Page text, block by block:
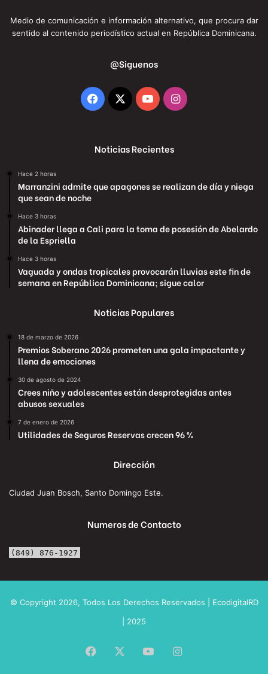
Medio de comunicación e información alternativo, que procura dar
sentido al contenido periodístico actual en República Dominicana.
@Siguenos
Facebook
X YouTubeInstagram
Noticias Recientes
Hace 2 horas
Marranzini admite que apagones se realizan de día y niega
que sean de noche
Hace 3 horas
Abinader llega a Cali para la toma de posesión de Abelardo
de la Espriella
Hace 3 horas
Vaguada y ondas tropicales provocarán lluvias este fin de
semana en República Dominicana; sigue calor
Noticias Populares
18 de marzo de 2026
Premios Soberano 2026 prometen una gala impactante y
llena de emociones
30 de agosto de 2024
Crees niño y adolescentes están desprotegidas antes
abusos sexuales
7 de enero de 2026
Utilidades de Seguros Reservas crecen 96 %
Dirección
Ciudad Juan Bosch, Santo Domingo Este.
Numeros de Contacto
(849) 876-1927
© Copyright 2026, Todos Los Derechos Reservados | EcodigitalRD
| 2025
Facebook YouTubeInstagram